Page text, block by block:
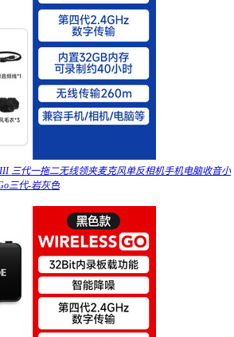
III 三代一拖二无线领夹麦克风单反相机手机电脑收音小
三代-岩灰色